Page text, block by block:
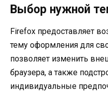
Выбор нужной
Firefox предоставляет
тему оформления для
позволяет изменить
браузера, а также
индивидуальные